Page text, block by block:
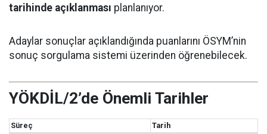
tarihinde açıklanması planlanıyor.
Adaylar sonuçlar açıklandığında puanlarını ÖSYM’nin
sonuç sorgulama sistemi üzerinden öğrenebilecek.
YÖKDİL/2’de Önemli Tarihler
Süreç
Tarih